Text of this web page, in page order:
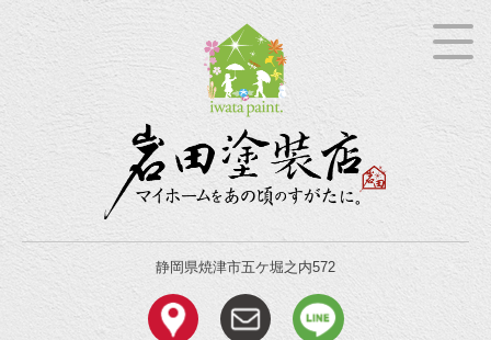
静岡県焼津市五ケ堀之内572